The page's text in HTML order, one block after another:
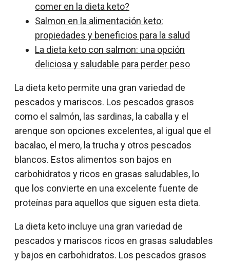
comer en la dieta keto?
Salmon en la alimentación keto:
propiedades y beneficios para la salud
La dieta keto con salmon: una opción
deliciosa y saludable para perder peso
La dieta keto permite una gran variedad de
pescados y mariscos. Los pescados grasos
como el salmón, las sardinas, la caballa y el
arenque son opciones excelentes, al igual que el
bacalao, el mero, la trucha y otros pescados
blancos. Estos alimentos son bajos en
carbohidratos y ricos en grasas saludables, lo
que los convierte en una excelente fuente de
proteínas para aquellos que siguen esta dieta.
La dieta keto incluye una gran variedad de
pescados y mariscos ricos en grasas saludables
y bajos en carbohidratos. Los pescados grasos